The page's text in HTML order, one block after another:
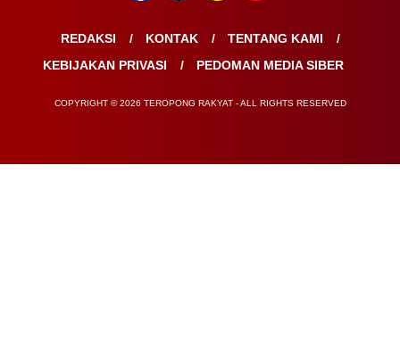
REDAKSI KONTAK
TENTANG KAMI
KEBIJAKAN PRIVASI
PEDOMAN MEDIA SIBER
COPYRIGHT © 2026 TEROPONG RAKYAT - ALL RIGHTS RESERVED